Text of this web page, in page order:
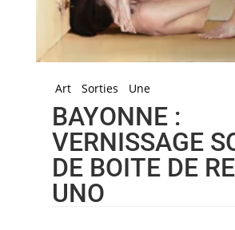
Art Sorties Une
BAYONNE :
VERNISSAGE
DE BOITE DE
UNO